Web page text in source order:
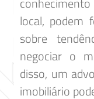
local, podem
sobre
negociar o
disso, um
imobiliário